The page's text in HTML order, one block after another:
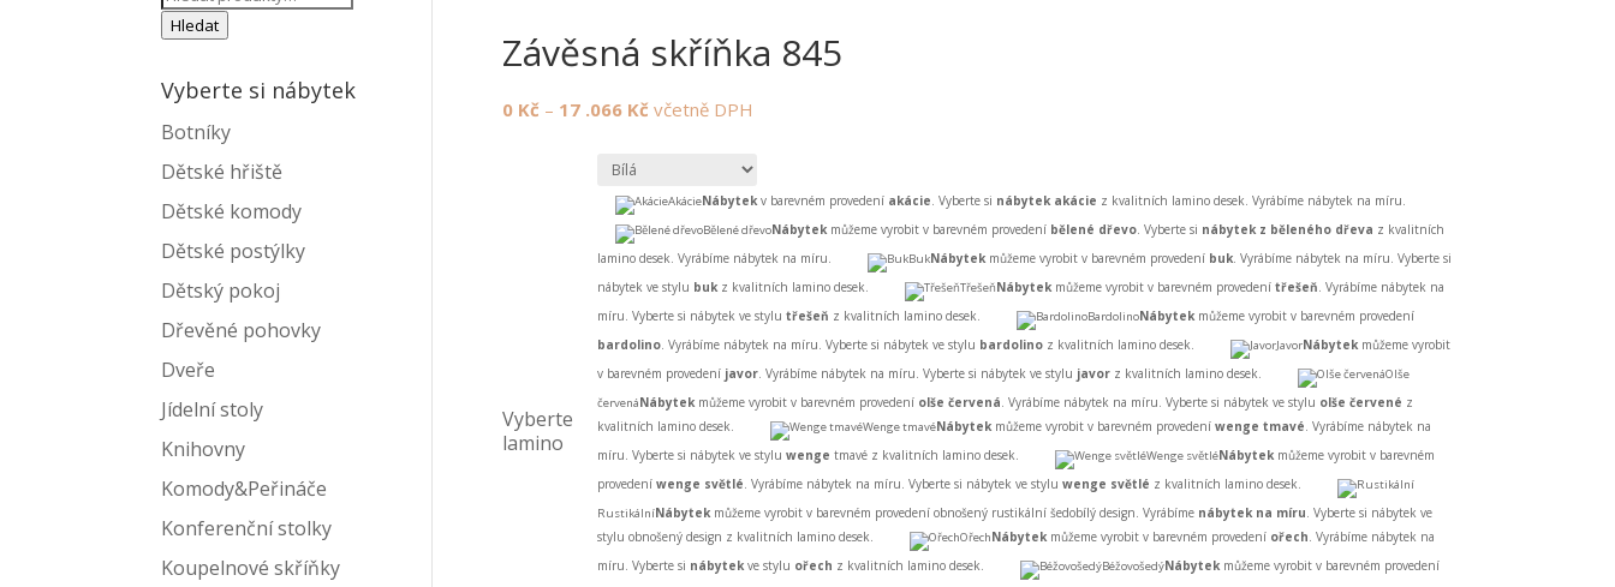
Závěsná skříňka 845
0 Kč– 17 .066 Kč včetně DPH
Vyberte
lamino
AkácieNábytekv barevném provedení akácie. Vyberte si nábytek akácie z kvalitních lamino desek. Vyrábíme nábytek na míru.
Bělené dřevoNábytekmůžeme vyrobit v barevném provedení bělené dřevo. Vyberte si nábytek z běleného dřeva z kvalitních
lamino desek. Vyrábíme nábytek na míru.
BukNábytekmůžeme vyrobit v barevném provedení buk. Vyrábíme nábytek na míru. Vyberte si
nábytek ve stylu bukz kvalitních lamino desek. TřešeňNábytekmůžeme vyrobit v barevném provedení třešeň. Vyrábíme nábytek na
míru. Vyberte si nábytek ve stylu třešeň z kvalitních lamino desek. BardolinoNábytekmůžeme vyrobit v barevném provedení
bardolino. Vyrábíme nábytek na míru. Vyberte si nábytek ve stylu bardolinoz kvalitních lamino desek. JavorNábytekmůžeme vyrobit
v barevném provedení javor. Vyrábíme nábytek na míru. Vyberte si nábytek ve stylu javorz kvalitních lamino desek.
Olše
červenáNábytekmůžeme vyrobit v barevném provedení olše červená. Vyrábíme nábytek na míru. Vyberte si nábytek ve stylu olše červené z
kvalitních lamino desek.
Wenge tmavéNábytekmůžeme vyrobit v barevném provedení wenge tmavé. Vyrábíme nábytek na
míru. Vyberte si nábytek ve stylu wenge tmavé z kvalitních lamino desek. Wenge světléNábytekmůžeme vyrobit v barevném
provedení wenge světlé. Vyrábíme nábytek na míru. Vyberte si nábytek ve stylu wenge světlé z kvalitních lamino desek.
RustikálníNábytekmůžeme vyrobit v barevném provedení obnošený rustikální šedobílý design. Vyrábíme nábytek na míru. Vyberte si nábytek ve
stylu obnošený design z kvalitních lamino desek.
OřechNábytekmůžeme vyrobit v barevném provedení ořech. Vyrábíme nábytek na
míru. Vyberte si nábytekve stylu ořech z kvalitních lamino desek. BéžovošedýNábytekmůžeme vyrobit v barevném provedení
Hledat
Vyberte si nábytek
Botníky
Dětské hřiště
Dětské komody
Dětské postýlky
Dětský pokoj
Dřevěné pohovky
Dveře
Jídelní stoly
Knihovny
Komody&Peřináče
Konferenční stolky
Koupelnové skříňky